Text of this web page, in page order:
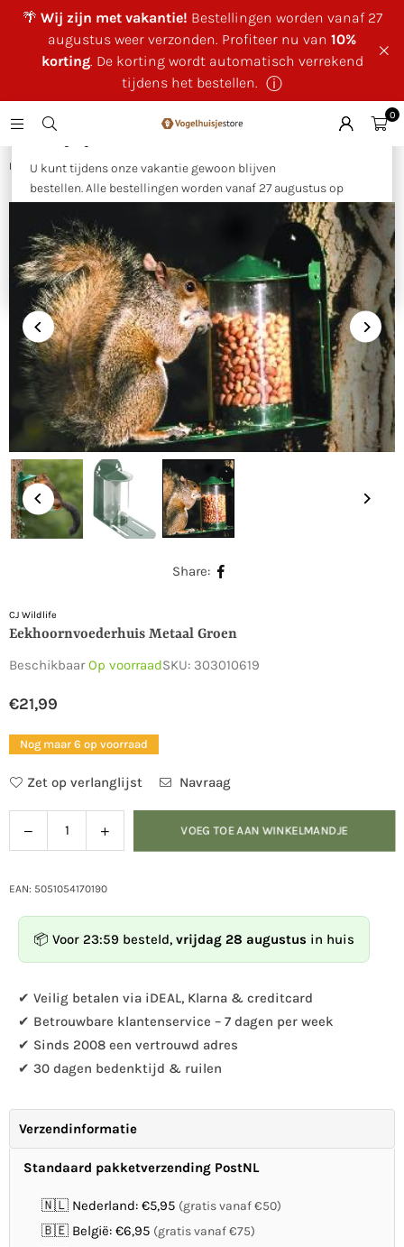
🌴 Wij zijn met vakantie! Bestellingen worden vanaf 27
augustus weer verzonden. Profiteer nu van 10%
korting. De korting wordt automatisch verrekend
tijdens het bestellen. ⓘ
×
U kunt tijdens onze vakantie gewoon blijven
bestellen. Alle bestellingen worden vanaf 27 augustus op
Als bedankje voor uw geduld ontvangt u tijdens onze
vakantie10% korting op uw bestelling. Deze wordt
automatisch verrekend tijdens het bestellen.
0
Huis Eekhoorns | Eekhoornvoederhuis metaal groen
Share:
CJ Wildlife
Eekhoornvoederhuis Metaal Groen
BeschikbaarOp voorraadSKU: 303010619
Normale
€21,99
Nog maar 6 op voorraad
Zet op verlanglijst Navraag
Hoeveelheid
Verlaag
de
voor
metaal
groen
Verhoog
de
groen
VOEG TOE AAN WINKELMANDJE
EAN: 5051054170190
📦 Voor 23:59 besteld, vrijdag 28 augustus in huis
✔ Veilig betalen via iDEAL, Klarna & creditcard
✔ Betrouwbare klantenservice – 7 dagen per week
✔ Sinds 2008 een vertrouwd adres
✔ 30 dagen bedenktijd & ruilen
Verzendinformatie
Standaard pakketverzending PostNL
🇳🇱 Nederland: €5,95 (gratis vanaf €50)
🇧🇪 België: €6,95 (gratis vanaf €75)